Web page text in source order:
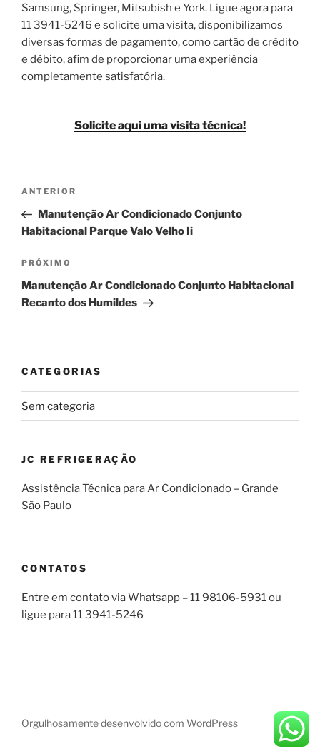
Samsung, Springer, Mitsubish e York. Ligue agora para
11 3941-5246 e solicite uma visita, disponibilizamos
diversas formas de pagamento, como cartão de crédito
e débito, afim de proporcionar uma experiência
completamente satisfatória.
Solicite aqui uma visita técnica!
Navegação
Post
Post
anterior
ANTERIOR
Manutenção Ar Condicionado Conjunto
Habitacional Parque Valo Velho Ii
Próximo
post
PRÓXIMO
Manutenção Ar Condicionado Conjunto Habitacional
Recanto dos Humildes
CATEGORIAS
Sem categoria
JC REFRIGERAÇÃO
Assistência Técnica para Ar Condicionado – Grande
São Paulo
CONTATOS
Entre em contato via Whatsapp – 11 98106-5931 ou
ligue para 11 3941-5246
Orgulhosamente desenvolvido com WordPress